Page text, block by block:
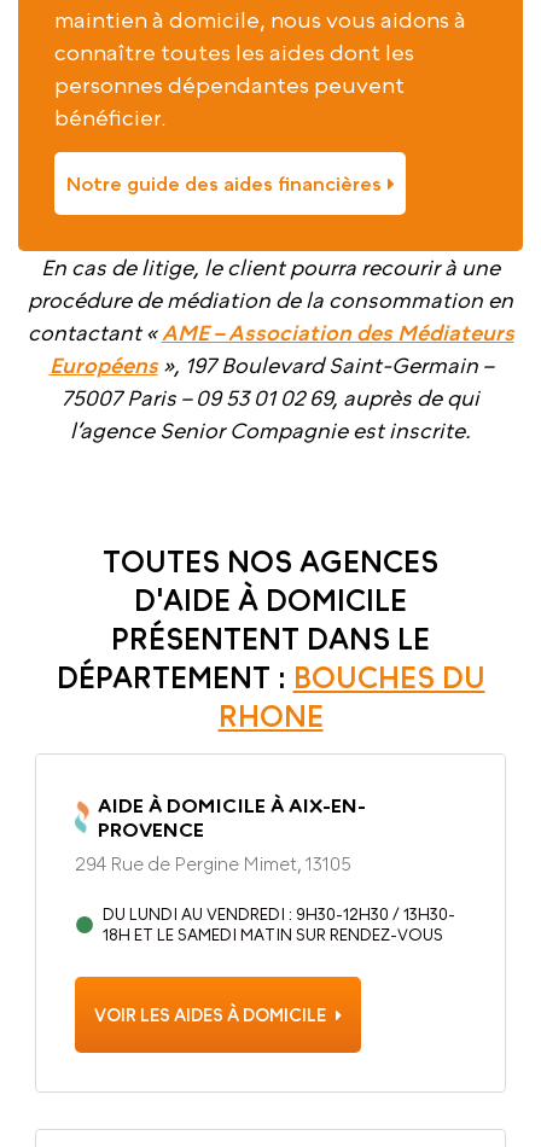
maintien à domicile, nous vous aidons à
connaître toutes les aides dont les
personnes dépendantes peuvent
bénéficier.
Notre guide des aides financières
En cas de litige, le client pourra recourir à une
procédure de médiation de la consommation en
contactant «AME – Association des Médiateurs
Européens», 197 Boulevard Saint-Germain –
75007 Paris – 09 53 01 02 69, auprès de qui
l’agence Senior Compagnie est inscrite.
TOUTES NOS AGENCES
D'AIDE À DOMICILE
PRÉSENTENT DANS LE
DÉPARTEMENT : BOUCHES DU
RHONE
AIDE À DOMICILE À AIX-EN-
PROVENCE
294 Rue de Pergine Mimet, 13105
DU LUNDI AU VENDREDI : 9H30-12H30 / 13H30-
18H ET LE SAMEDI MATIN SUR RENDEZ-VOUS
VOIR LES AIDES À DOMICILE